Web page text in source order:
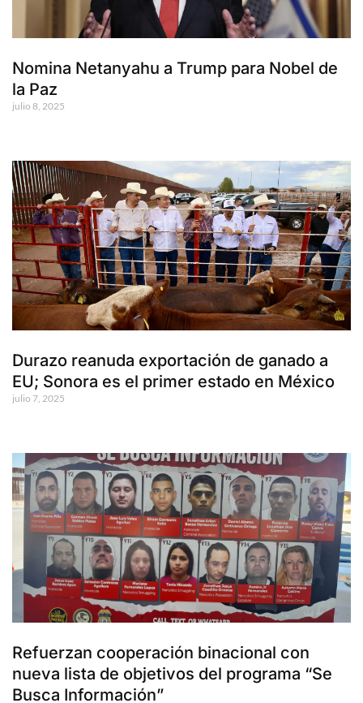
Nomina Netanyahu a Trump para Nobel de
la Paz
julio 8, 2025
Durazo reanuda exportación de ganado a
EU; Sonora es el primer estado en México
julio 7, 2025
Refuerzan cooperación binacional con
nueva lista de objetivos del programa “Se
Busca Información”